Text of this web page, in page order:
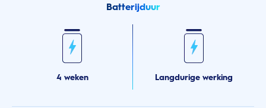
Batterijduur
4 weken Langdurige werking